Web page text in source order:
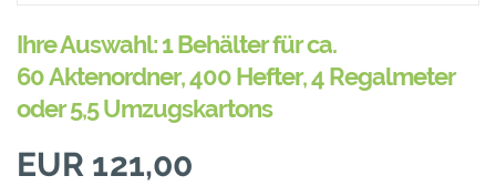
Ihre Auswahl: 1 Behälter für ca.
60 Aktenordner, 400 Hefter, 4 Regalmeter
oder 5,5 Umzugskartons
EUR 121,00